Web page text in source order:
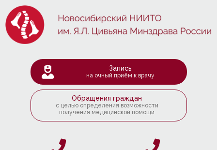
Запись
на очный приём к врачу
Обращения граждан
с целью определения возможности
получения медицинской помощи